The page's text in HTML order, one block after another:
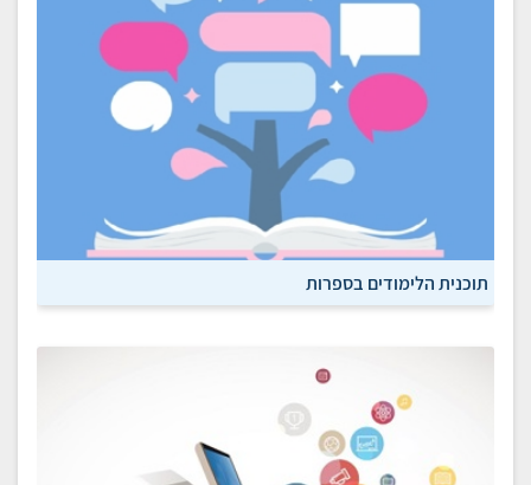
תוכנית הלימודים בספרות